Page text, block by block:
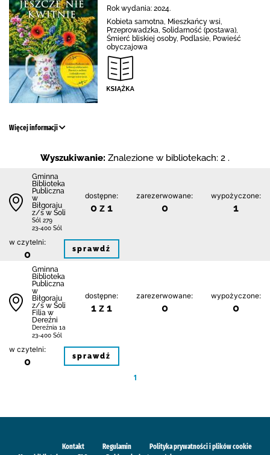
Rok wydania: 2024.
Kobieta samotna, Mieszkańcy wsi,
Przeprowadzka, Solidarność (postawa),
Śmierć bliskiej osoby, Podlasie, Powieść
obyczajowa
Więcej informacji
Wyszukiwanie: Znalezione w bibliotekach: 2 .
Gminna
Biblioteka
Publiczna
w
Biłgoraju
z/s w Soli
Sól 279
23-400 Sól
dostępne:
0 z 1
zarezerwowane:
0
wypożyczone:
1
w czytelni:
0 sprawdź
Gminna
Biblioteka
Publiczna
w
Biłgoraju
z/s w Soli
Filia w
Dereźni
Dereźnia 1a
23-400 Sól
dostępne:
1 z 1
zarezerwowane:
0
wypożyczone:
0
w czytelni:
0 sprawdź
1
Kontakt Regulamin
Polityka prywatności i plików cookie